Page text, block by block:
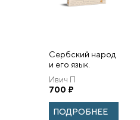
Сербский народ
и его язык.
Ивич П
700 ₽
ПОДРОБНЕЕ